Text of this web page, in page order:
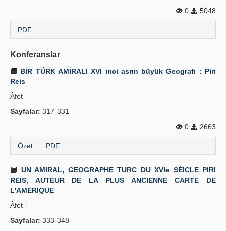
0
5048
PDF
Konferanslar
BİR TÜRK AMİRALI XVI inci asrın büyük Geografı : Piri
Reis
Âfet -
Sayfalar: 317-331
0
2663
Özet PDF
UN AMIRAL, GEOGRAPHE TURC DU XVIe SÉICLE PIRI
REIS, AUTEUR DE LA PLUS ANCIENNE CARTE DE
L'AMERIQUE
Âfet -
Sayfalar: 333-348